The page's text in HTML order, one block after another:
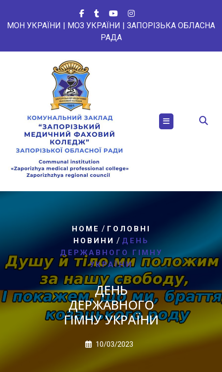
вмісту
МОН УКРАЇНИ | МОЗ УКРАЇНИ | ЗАПОРІЗЬКА ОБЛАСНА
РАДА
HOME / ГОЛОВНІ
НОВИНИ / ДЕНЬ
ДЕРЖАВНОГО ГІМНУ
УКРАЇНИ
ДЕНЬ
ДЕРЖАВНОГО
ГІМНУ УКРАЇНИ
10/03/2023